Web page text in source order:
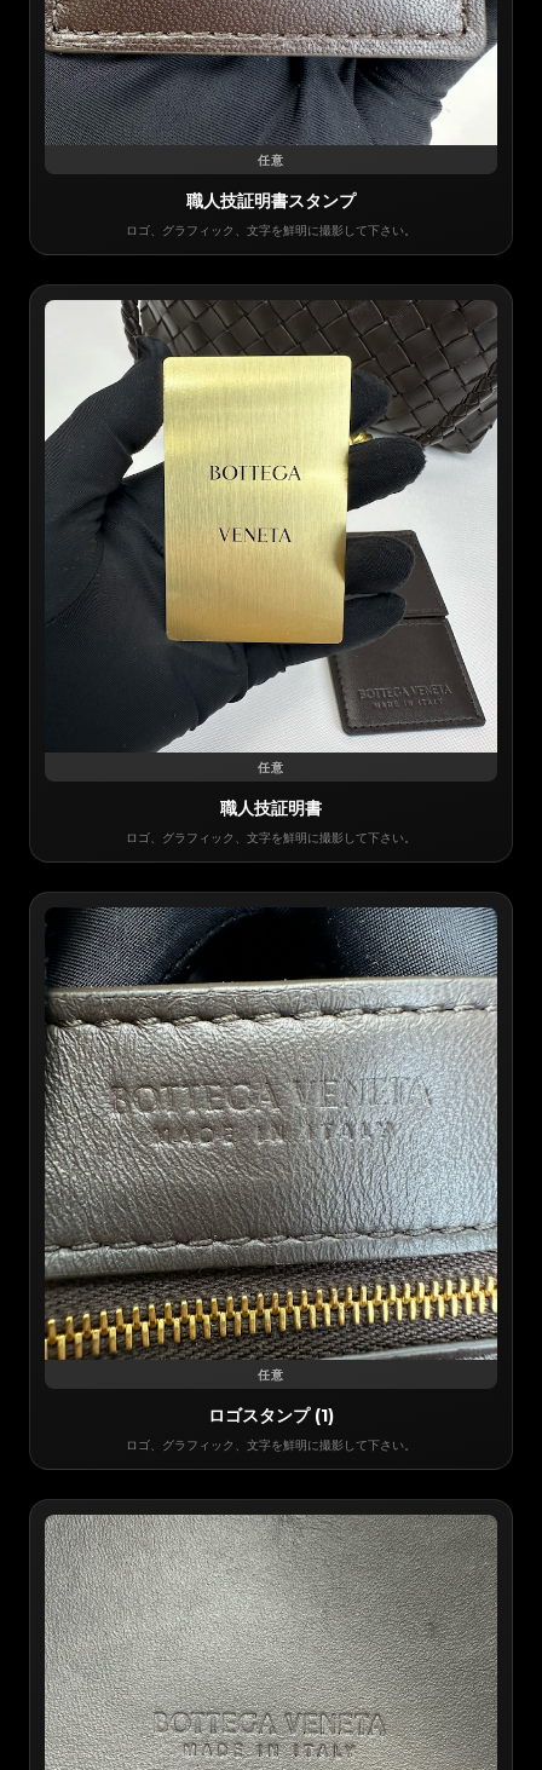
任意
職人技証明書スタンプ
ロゴ、グラフィック、文字を鮮明に撮影して下さい。
任意
職人技証明書
ロゴ、グラフィック、文字を鮮明に撮影して下さい。
任意
ロゴスタンプ (1)
ロゴ、グラフィック、文字を鮮明に撮影して下さい。